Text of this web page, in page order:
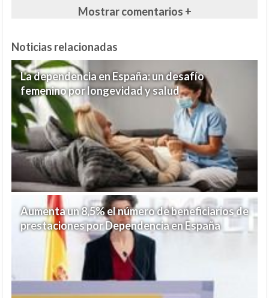
Mostrar comentarios +
Noticias relacionadas
La dependencia en España: un desafío
femenino por longevidad y salud
Aumenta un 8,5% el número de beneficiarios de
prestaciones por Dependencia en España